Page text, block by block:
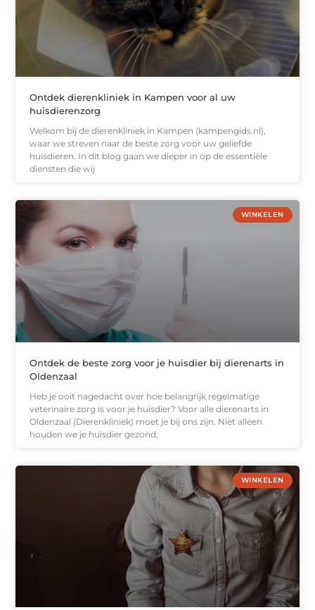
Ontdek dierenkliniek in Kampen voor al uw
huisdierenzorg
Welkom bij de dierenkliniek in Kampen (kampengids.nl),
waar we streven naar de beste zorg voor uw geliefde
huisdieren. In dit blog gaan we dieper in op de essentiële
diensten die wij
WINKELEN
Ontdek de beste zorg voor je huisdier bij dierenarts in
Oldenzaal
Heb je ooit nagedacht over hoe belangrijk regelmatige
veterinaire zorg is voor je huisdier? Voor alle dierenarts in
Oldenzaal (Dierenkliniek) moet je bij ons zijn. Niet alleen
houden we je huisdier gezond,
WINKELEN